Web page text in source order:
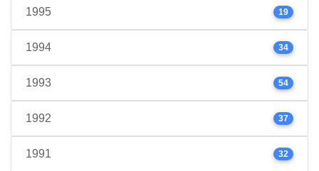
1995 19
1994 34
1993 54
1992 37
1991 32